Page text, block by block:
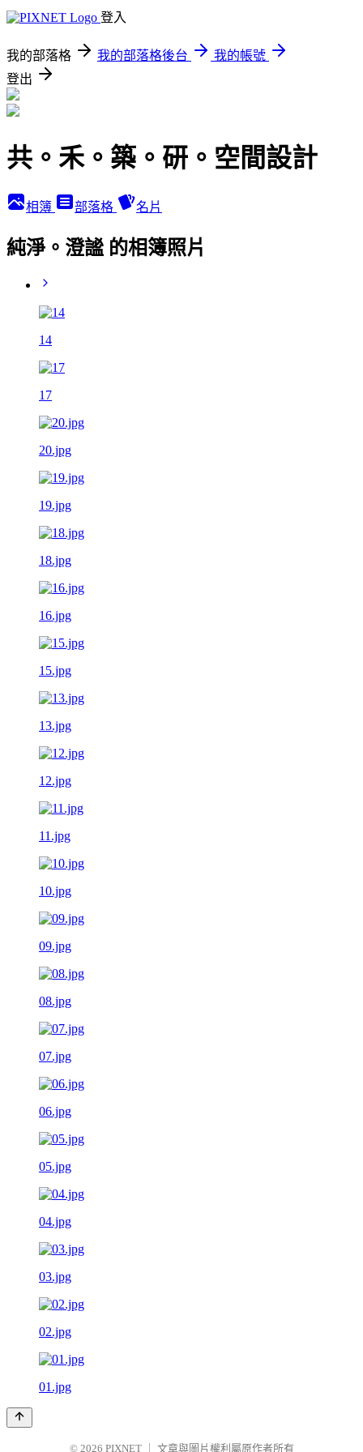
登入
我的部落格 我的部落格後台
我的帳號
登出
共。禾。築。研。空間設計
相簿 部落格 名片
純淨。澄謐 的相簿照片
14
17
20.jpg
19.jpg
18.jpg
16.jpg
15.jpg
13.jpg
12.jpg
11.jpg
10.jpg
09.jpg
08.jpg
07.jpg
06.jpg
05.jpg
04.jpg
03.jpg
02.jpg
01.jpg
© 2026 PIXNET 文章與圖片權利屬原作者所有